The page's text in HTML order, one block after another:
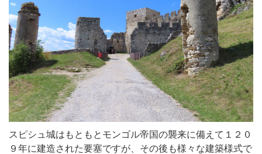
スピシュ城はもともとモンゴル帝国の襲来に備えて１２０
９年に建造された要塞ですが、その後も様々な建築様式で